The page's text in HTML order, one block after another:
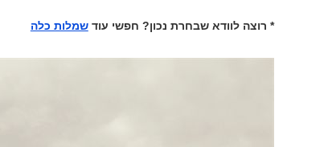
* רוצה לוודא שבחרת נכון? חפשי עודשמלות כלה